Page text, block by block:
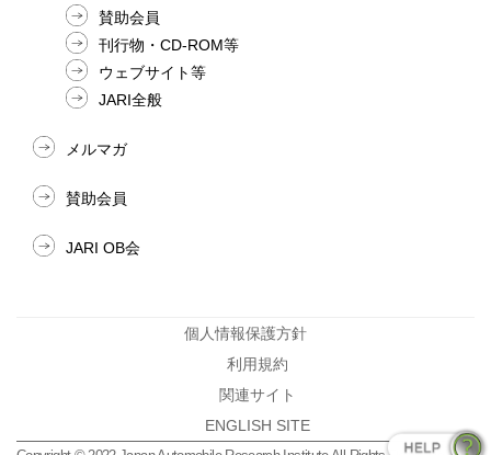
賛助会員
刊行物・CD-ROM等
ウェブサイト等
JARI全般
メルマガ
賛助会員
JARI OB会
個人情報保護方針
利用規約
関連サイト
ENGLISH SITE